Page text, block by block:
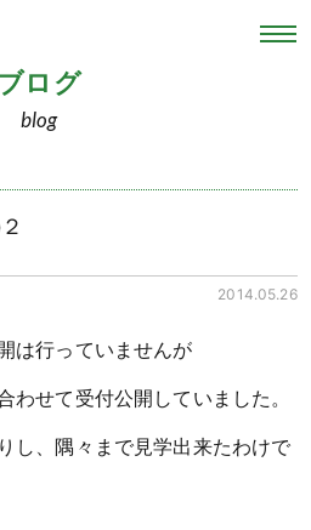
ブログ
blog
2014.05.26
は行っていませんが
わせて受付公開していました。
し、隅々まで見学出来たわけで